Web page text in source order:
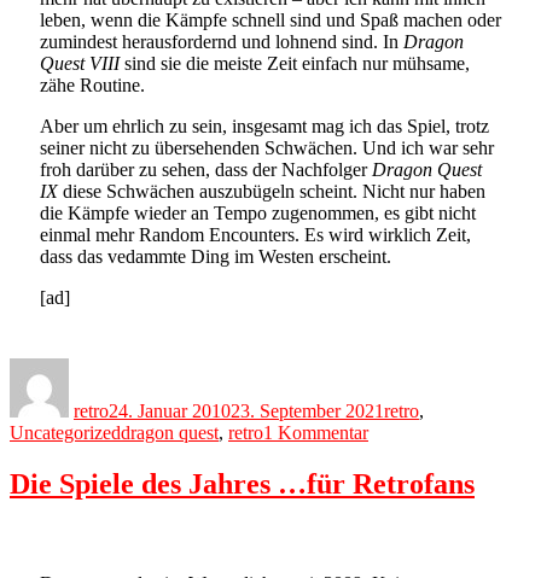
leben, wenn die Kämpfe schnell sind und Spaß machen oder
zumindest herausfordernd und lohnend sind. In Dragon
Quest VIIIsind sie die meiste Zeit einfach nur mühsame,
zähe Routine.
Aber um ehrlich zu sein, insgesamt mag ich das Spiel, trotz
seiner nicht zu übersehenden Schwächen. Und ich war sehr
froh darüber zu sehen, dass der Nachfolger Dragon Quest
IXdiese Schwächen auszubügeln scheint. Nicht nur haben
die Kämpfe wieder an Tempo zugenommen, es gibt nicht
einmal mehr Random Encounters. Es wird wirklich Zeit,
dass das vedammte Ding im Westen erscheint.
[ad]
retro24. Januar 201023. September 2021retro,
UncategorizedTags
dragon quest, retro1 Kommentarzu
mühsame
Reise
Die Spiele des Jahres …für Retrofans